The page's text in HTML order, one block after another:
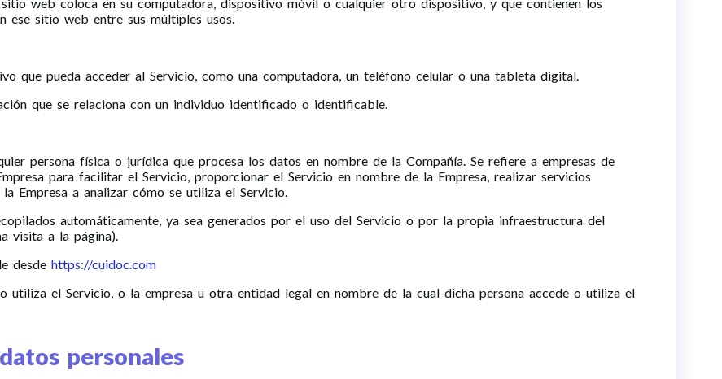
ese sitio web entre sus múltiples usos.
que pueda acceder al Servicio, como una computadora, un teléfono celular o una tableta digital.
que se relaciona con un individuo identificado o identificable.
persona física o jurídica que procesa los datos en nombre de la Compañía. Se refiere a empresas de
para facilitar el Servicio, proporcionar el Servicio en nombre de la Empresa, realizar servicios
Empresa a analizar cómo se utiliza el Servicio.
automáticamente, ya sea generados por el uso del Servicio o por la propia infraestructura del
visita a la página).
desde https://cuidoc.com
utiliza el Servicio, o la empresa u otra entidad legal en nombre de la cual dicha persona accede o utiliza el
personales